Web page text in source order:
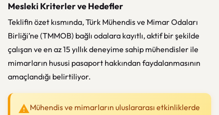
Mesleki Kriterler ve Hedefler
Teklifin özet kısmında, Türk Mühendis ve Mimar Odaları
Birliği’ne (TMMOB) bağlı odalara kayıtlı, aktif bir şekilde
çalışan ve en az 15 yıllık deneyime sahip mühendisler ile
mimarların hususi pasaport hakkından faydalanmasının
amaçlandığı belirtiliyor.
Mühendis ve mimarların uluslararası etkinliklerde